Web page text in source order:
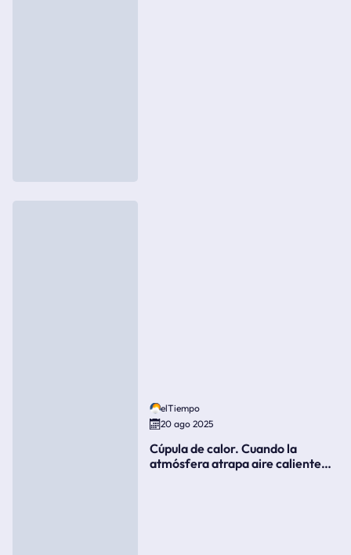
elTiempo
20 ago 2025
Cúpula de calor. Cuando la
atmósfera atrapa aire caliente